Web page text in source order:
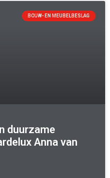
BOUW- EN MEUBELBESLAG
duurzame
Anna van